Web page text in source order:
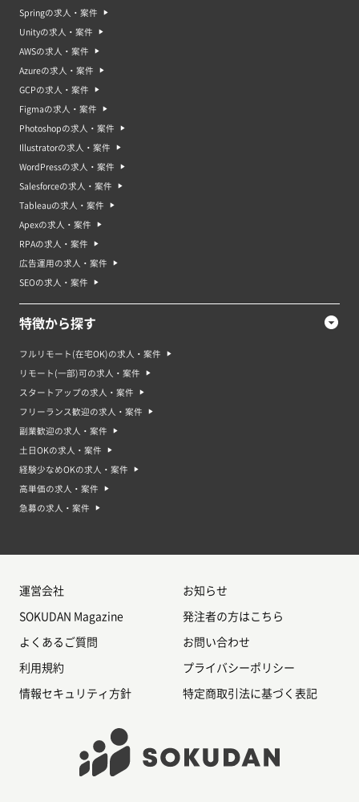
Springの求人・案件
Unityの求人・案件
AWSの求人・案件
Azureの求人・案件
GCPの求人・案件
Figmaの求人・案件
Photoshopの求人・案件
Illustratorの求人・案件
WordPressの求人・案件
Salesforceの求人・案件
Tableauの求人・案件
Apexの求人・案件
RPAの求人・案件
広告運用の求人・案件
SEOの求人・案件
特徴から探す
フルリモート(在宅OK)の求人・案件
リモート(一部)可の求人・案件
スタートアップの求人・案件
フリーランス歓迎の求人・案件
副業歓迎の求人・案件
土日OKの求人・案件
経験少なめOKの求人・案件
高単価の求人・案件
急募の求人・案件
運営会社 お知らせ
SOKUDAN Magazine 発注者の方はこちら
よくあるご質問 お問い合わせ
利用規約 プライバシーポリシー
情報セキュリティ方針 特定商取引法に基づく表記